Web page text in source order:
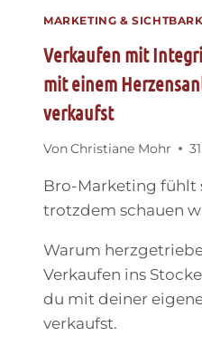
MARKETING &
Verkaufen mit
mit einem
verkaufst
VonChristiane Mohr
Bro-Marketing fühlt
trotzdem schauen
Warum
Verkaufen ins
du mit deiner
verkaufst.